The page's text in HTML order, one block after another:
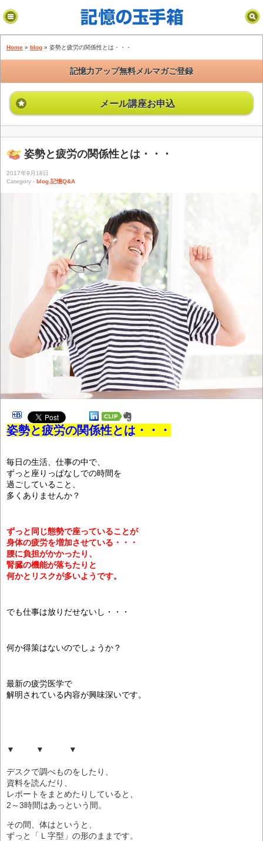
Home » blog » 姿勢と疲労の関係性とは・・・
記憶力アップ無料メルマガご登録
メール講座お申込
姿勢と疲労の関係性とは・・・
2017年9月18日
Category - blog 記憶Q&A
姿勢と疲労の関係性とは・・・
毎日の生活、仕事の中で、
ずっと座りっぱなしでの時間を
過ごしていること、
多くありませんか？
ずっと同じ態勢で座っていることが
身体の疲労を増加させている・・・
腰に負担がかかったり、
腎臓の機能が落ちたりと
何かとリスクが多いようです。
でも仕事は放りだせないし・・・
何か得策はないのでしょうか？
最新の疲労医学で
解明されている内容が興味深いです。
▼ ▼ ▼
デスクで調べものをしたり、
資料を読んだり、
レポートをまとめたりしていると、
2～3時間はあっという間。
その間、体はというと、
ずっと「Ｌ字型」の形のままです。
！
子プロフィール